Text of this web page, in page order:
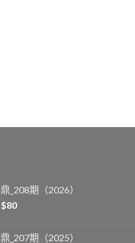
鼎_208期（2026）
$80
鼎_207期（2025）